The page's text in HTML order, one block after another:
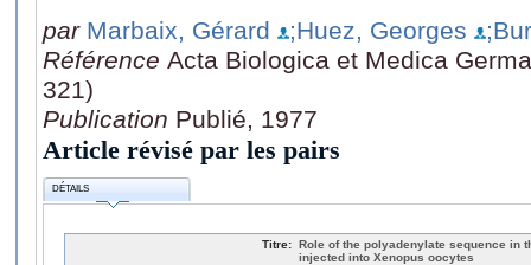
par Marbaix, Gérard ;Huez, Georges
Référence Acta Biologica et Medica
321)
Publication Publié, 1977
Article révisé par les pairs
DÉTAILS
Titre: Role of the polyadenylate sequence in
injected into Xenopus oocytes